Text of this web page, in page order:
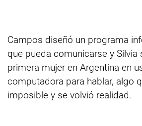
Campos diseñó un programa
que pueda comunicarse y Silvia
primera mujer en Argentina en
computadora para hablar, algo
imposible y se volvió realidad.